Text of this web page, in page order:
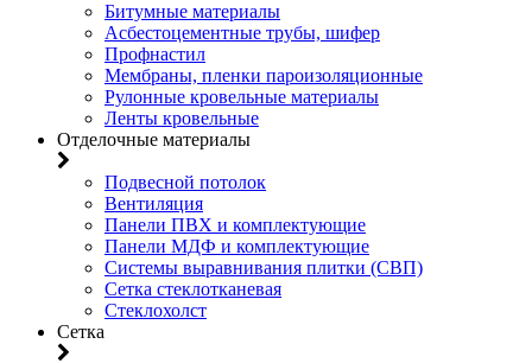
Битумные материалы
Асбестоцементные трубы, шифер
Профнастил
Мембраны, пленки пароизоляционные
Рулонные кровельные материалы
Ленты кровельные
Отделочные материалы
Подвесной потолок
Вентиляция
Панели ПВХ и комплектующие
Панели МДФ и комплектующие
Системы выравнивания плитки (СВП)
Сетка стеклотканевая
Стеклохолст
Сетка